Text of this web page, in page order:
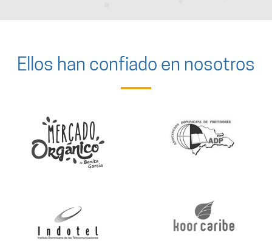
Ellos han confiado en nosotros